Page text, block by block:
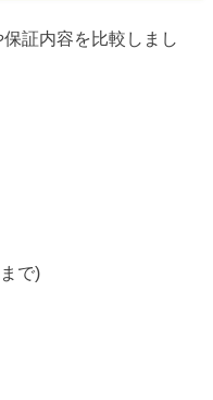
証内容を比較しまし
で)